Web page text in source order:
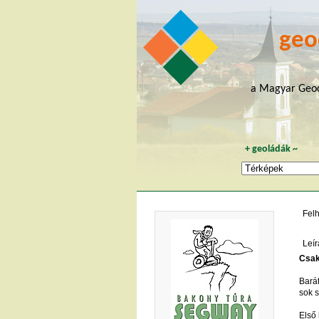
a Magyar
+geoládák ~
sok
Első